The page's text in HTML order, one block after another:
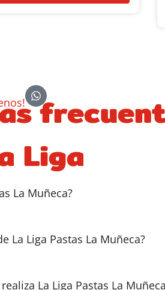
Liga
La Muñeca?
La Liga Pastas La Muñeca?
La Liga Pastas La